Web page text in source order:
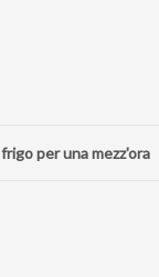
per una mezz'ora